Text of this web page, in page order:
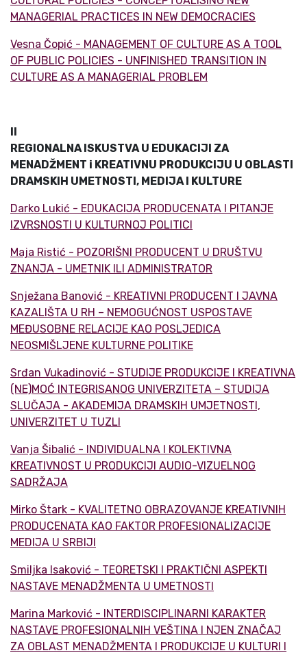
MANAGERIAL PRACTICES IN NEW DEMOCRACIES
Vesna Čopić - MANAGEMENT OF CULTURE AS A TOOL
OF PUBLIC POLICIES - UNFINISHED TRANSITION IN
CULTURE AS A MANAGERIAL PROBLEM
II
REGIONALNA ISKUSTVA U EDUKACIJI ZA
MENADŽMENT i KREATIVNU PRODUKCIJU U OBLASTI
DRAMSKIH UMETNOSTI, MEDIJA I KULTURE
Darko Lukić - EDUKACIJA PRODUCENATA I PITANJE
IZVRSNOSTI U KULTURNOJ POLITICI
Maja Ristić - POZORIŠNI PRODUCENT U DRUŠTVU
ZNANJA - UMETNIK ILI ADMINISTRATOR
Snježana Banović - KREATIVNI PRODUCENT I JAVNA
KAZALIŠTA U RH – NEMOGUĆNOST USPOSTAVE
MEĐUSOBNE RELACIJE KAO POSLJEDICA
NEOSMIŠLJENE KULTURNE POLITIKE
Srđan Vukadinović - STUDIJE PRODUKCIJE I KREATIVNA
(NE)MOĆ INTEGRISANOG UNIVERZITETA – STUDIJA
SLUČAJA - AKADEMIJA DRAMSKIH UMJETNOSTI,
UNIVERZITET U TUZLI
Vanja Šibalić - INDIVIDUALNA I KOLEKTIVNA
KREATIVNOST U PRODUKCIJI AUDIO-VIZUELNOG
SADRŽAJA
Mirko Štark - KVALITETNO OBRAZOVANJE KREATIVNIH
PRODUCENATA KAO FAKTOR PROFESIONALIZACIJE
MEDIJA U SRBIJI
Smiljka Isaković - TEORETSKI I PRAKTIČNI ASPEKTI
NASTAVE MENADŽMENTA U UMETNOSTI
Marina Marković - INTERDISCIPLINARNI KARAKTER
NASTAVE PROFESIONALNIH VEŠTINA I NJEN ZNAČAJ
ZA OBLAST MENADŽMENTA I PRODUKCIJE U KULTURI I